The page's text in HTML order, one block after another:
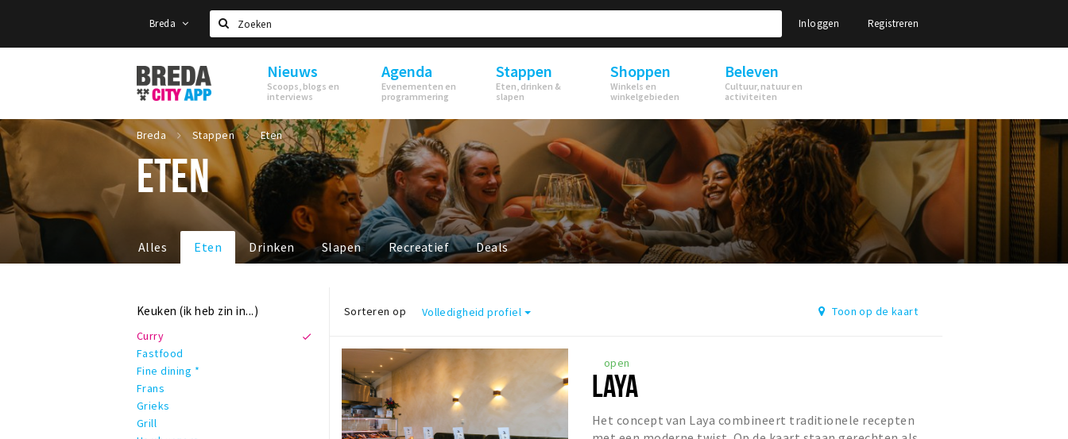
Breda
Zoeken
Inloggen Registreren
Stappen
&
Shoppen
Breda
Nieuws
Scoops, blogs en
interviews
Agenda
Evenementen en
programmering
Stappen
Eten, drinken &
slapen
Shoppen
Winkels en
winkelgebieden
Beleven
Cultuur, natuur en
activiteiten
Breda Stappen Eten
ETEN
Alles Eten Drinken Slapen Recreatief Deals
Keuken (ik heb zin in...)
Curry
Fastfood
Fine dining *
Frans
Grieks
Grill
Sorteren op Volledigheid profiel Toon op de kaart
open
LAYA
Het concept van Laya combineert traditionele recepten